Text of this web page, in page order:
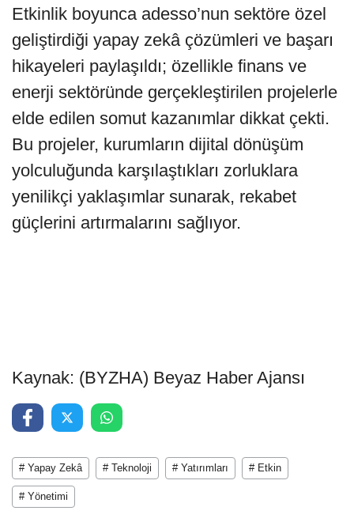
Etkinlik boyunca adesso’nun sektöre özel
geliştirdiği yapay zekâ çözümleri ve başarı
hikayeleri paylaşıldı; özellikle finans ve
enerji sektöründe gerçekleştirilen projelerle
elde edilen somut kazanımlar dikkat çekti.
Bu projeler, kurumların dijital dönüşüm
yolculuğunda karşılaştıkları zorluklara
yenilikçi yaklaşımlar sunarak, rekabet
güçlerini artırmalarını sağlıyor.
Kaynak: (BYZHA) Beyaz Haber Ajansı
# Yapay Zekâ # Teknoloji # Yatırımları # Etkin
# Yönetimi